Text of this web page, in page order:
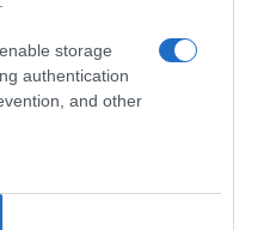
storage
authentication
and other
yritykselle.
moottori!